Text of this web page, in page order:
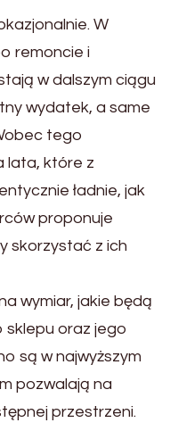
W
remoncie i
w dalszym ciągu
wydatek, a same
tego
lata, które z
ładnie, jak
proponuje
skorzystać z ich
wymiar, jakie będą
oraz jego
są w najwyższym
pozwalają na
przestrzeni.